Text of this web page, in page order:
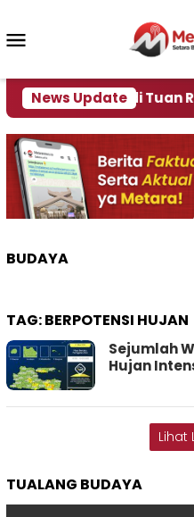
konten
News Update
Jember Jadi Tuan
BUDAYA
TAG:BERPOTENSI HUJAN
Sejumlah
Hujan
Lihat
TUALANG BUDAYA